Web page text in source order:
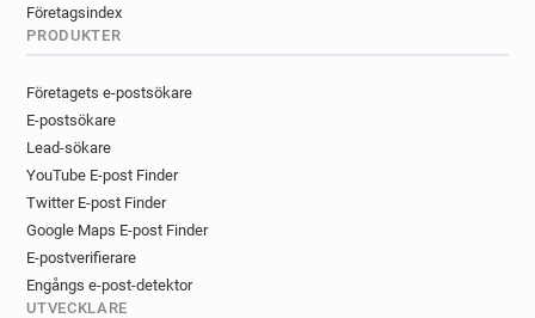
Företagsindex
PRODUKTER
Företagets e-postsökare
E-postsökare
Lead-sökare
YouTube E-post Finder
Twitter E-post Finder
Google Maps E-post Finder
E-postverifierare
Engångs e-post-detektor
UTVECKLARE